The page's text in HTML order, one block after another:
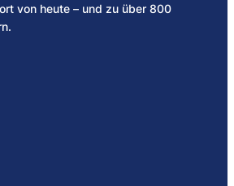
von heute – und zu über 800